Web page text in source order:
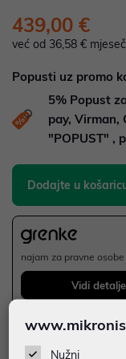
439,00 €
već od 36,58 €
Popusti uz promo
5% Popust
pay, Virman,
"POPUST" ,
Dodajte u
najam za pravne
Vidi detalje
Nužni